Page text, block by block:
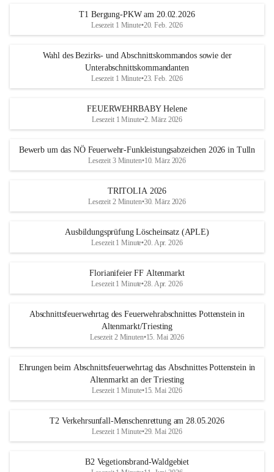
T1 Bergung-PKW am 20.02.2026
Lesezeit 1 Minute•20. Feb. 2026
Wahl des Bezirks- und Abschnittskommandos sowie der
Unterabschnittskommandanten
Lesezeit 1 Minute•23. Feb. 2026
FEUERWEHRBABY Helene
Lesezeit 1 Minute•2. März 2026
Bewerb um das NÖ Feuerwehr-Funkleistungsabzeichen 2026 in Tulln
Lesezeit 3 Minuten•10. März 2026
TRITOLIA 2026
Lesezeit 2 Minuten•30. März 2026
Ausbildungsprüfung Löscheinsatz (APLE)
Lesezeit 1 Minute•20. Apr. 2026
Florianifeier FF Altenmarkt
Lesezeit 1 Minute•28. Apr. 2026
Abschnittsfeuerwehrtag des Feuerwehrabschnittes Pottenstein in
Altenmarkt/Triesting
Lesezeit 2 Minuten•15. Mai 2026
Ehrungen beim Abschnittsfeuerwehrtag das Abschnittes Pottenstein in
Altenmarkt an der Triesting
Lesezeit 1 Minute•15. Mai 2026
T2 Verkehrsunfall-Menschenrettung am 28.05.2026
Lesezeit 1 Minute•29. Mai 2026
B2 Vegetionsbrand-Waldgebiet